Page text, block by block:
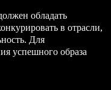
обладать
в отрасли,
Для
успешного образа